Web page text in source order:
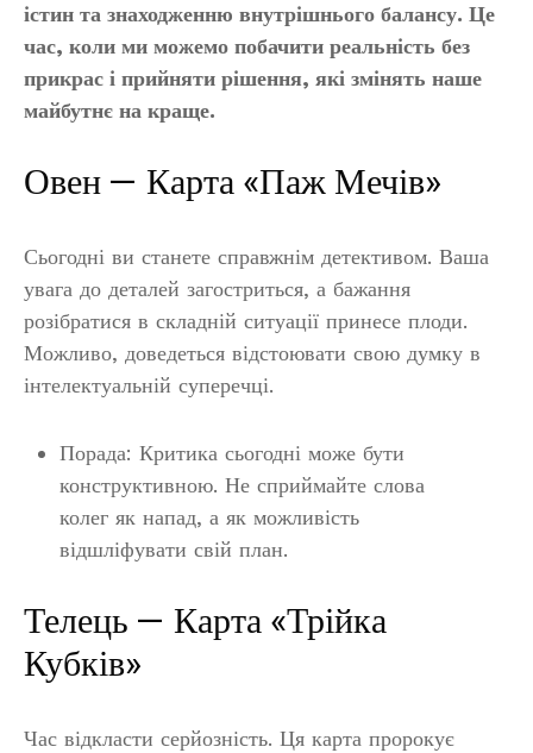
істин та знаходженню внутрішнього балансу. Це
час, коли ми можемо побачити реальність без
прикрас і прийняти рішення, які змінять наше
майбутнє на краще.
Овен — Карта «Паж Мечів»
Сьогодні ви станете справжнім детективом. Ваша
увага до деталей загостриться, а бажання
розібратися в складній ситуації принесе плоди.
Можливо, доведеться відстоювати свою думку в
інтелектуальній суперечці.
Порада: Критика сьогодні може бути
конструктивною. Не сприймайте слова
колег як напад, а як можливість
відшліфувати свій план.
Телець — Карта «Трійка
Кубків»
Час відкласти серйозність. Ця карта пророкує